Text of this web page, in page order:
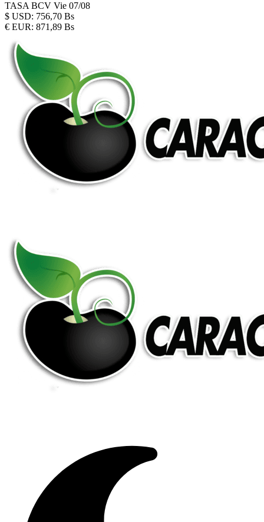
TASA BCV Vie 07/08
$ USD: 756,70 Bs
€ EUR: 871,89 Bs